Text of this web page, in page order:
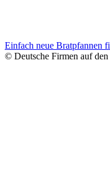
Einfach neue Bratpfannen
© Deutsche Firmen auf